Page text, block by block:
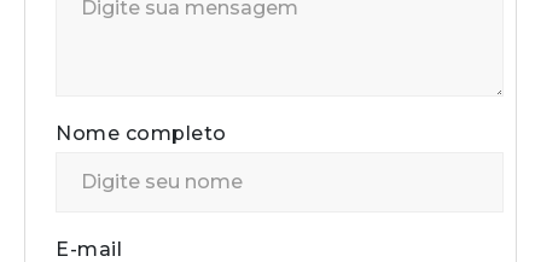
Nome completo
E-mail